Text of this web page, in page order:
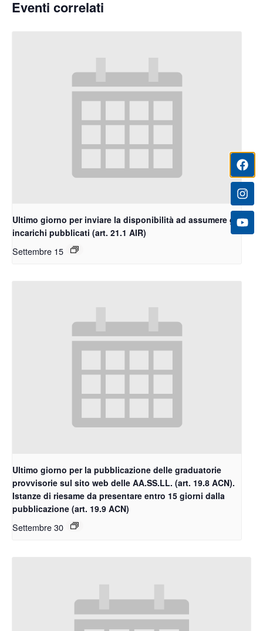
Eventi correlati
Ultimo giorno per inviare la disponibilità ad assumere gli
incarichi pubblicati (art. 21.1 AIR)
Settembre 15
Ultimo giorno per la pubblicazione delle graduatorie
provvisorie sul sito web delle AA.SS.LL. (art. 19.8 ACN).
Istanze di riesame da presentare entro 15 giorni dalla
pubblicazione (art. 19.9 ACN)
Settembre 30